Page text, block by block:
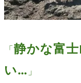
「 静かな富
い… 」